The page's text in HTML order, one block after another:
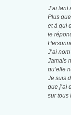
J’ai tant
Plus
et à qui
je
J’ai nom
Jamais
qu’elle
Je suis
que j’ai
sur tous